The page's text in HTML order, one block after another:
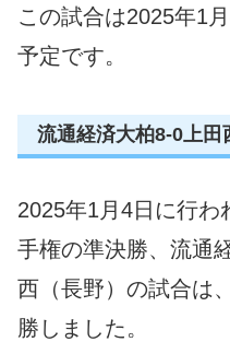
この試合は2025年1
予定です。
流通経済大柏8-0上田
2025年1月4日に行わ
手権の準決勝、流通
西（長野）の試合は
勝しました。